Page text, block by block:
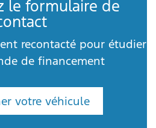
le formulaire de
recontacté pour étudier
de financement
votre véhicule